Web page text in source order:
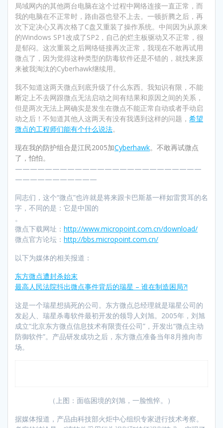
局域网内的其他两台电脑在这个过程中网络连接一直正常，而
我的电脑在不正常时，路由器也登不上去。一顿折腾之后，再
次下定决心又再次格了C盘又重装了操作系统。中间因为从原来
的Windows SP1改成了SP2，自己的烂主板驱动又不正常，很
是郁闷。这次重装之后网络链接再次正常，我现在不敢再试用
微点了，因为觉得这种类型的防毒软件还是不错的，就找来原
来被我淘汰的Cyberhawk继续用。
我不知道这两天微点到底升级了什么东西。我知识有限，不能
断定上不去网跟微点无法启动之间有结果和原因之间的关系，
但是两次无法上网确实是发生在微点不能正常自动或者手动启
动之后！不知道其他人这两天有没有我遇到这样的问题， 希望
微点的工程师们能有个什么说法。
现在我的防护组合是江民2005加Cyberhawk。不敢再试微点
了，怕怕。
—————————————————————————
———————————
同志们，这个“微点”也许就是将来跟卡巴斯基一样如雷贯耳的名
字，不同的是：它是中国的
。
微点下载网址： http://www.micropoint.com.cn/download/
微点官方论坛： http://bbs.micropoint.com.cn/
以下为媒体的相关报道：
东方微点遭封杀始末
最高人民法院抖出微点事件背后的瑞星 – 谁在制造困局?!
这是一个瑞星想搞死的公司。东方微点总经理就是瑞星公司的
发起人、瑞星杀毒软件最初开发的领导人刘旭。2005年，刘旭
成立“北京东方微点信息技术有限责任公司”，开发出“微点主动
防御软件”。产品研发成功之后，东方微点准备当年8月推向市
场。
（上图：面临困境的刘旭，一脸憔悴。）
据媒体报道，产品由科技部火炬中心组织专家进行技术考察。